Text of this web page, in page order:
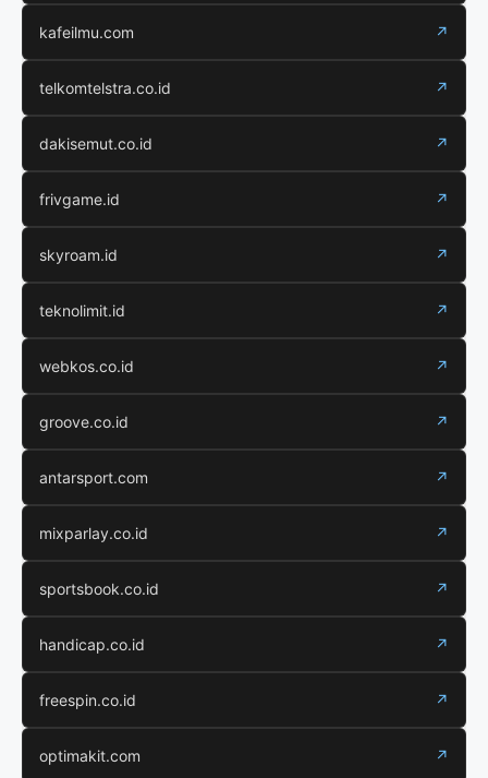
kafeilmu.com ↗
telkomtelstra.co.id ↗
dakisemut.co.id ↗
frivgame.id ↗
skyroam.id ↗
teknolimit.id ↗
webkos.co.id ↗
groove.co.id ↗
antarsport.com ↗
mixparlay.co.id ↗
sportsbook.co.id ↗
handicap.co.id ↗
freespin.co.id ↗
optimakit.com ↗